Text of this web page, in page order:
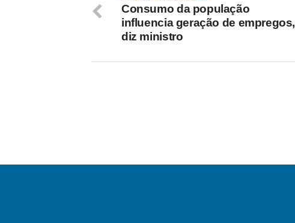
Consumo da população
influencia geração de empregos,
diz ministro